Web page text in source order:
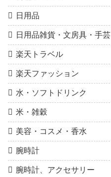
日用品
日用品雑貨・文房具・手芸
楽天トラベル
楽天ファッション
水・ソフトドリンク
米・雑穀
美容・コスメ・香水
腕時計
腕時計、アクセサリー